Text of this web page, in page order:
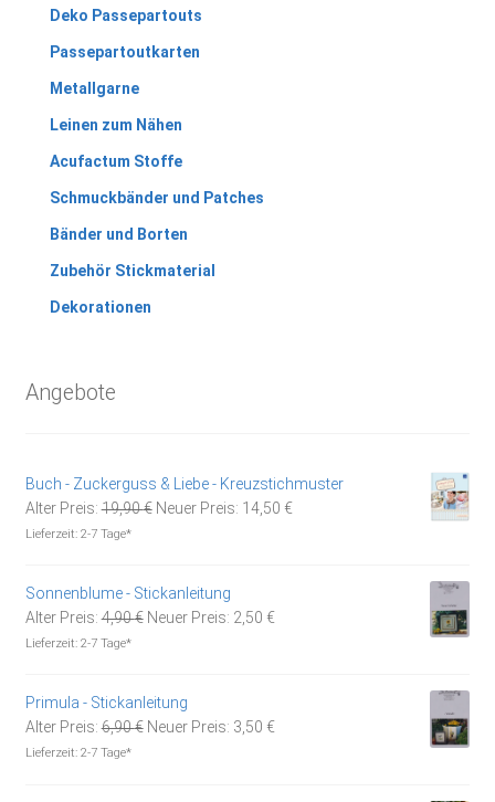
Deko Passepartouts
Passepartoutkarten
Metallgarne
Leinen zum Nähen
Acufactum Stoffe
Schmuckbänder und Patches
Bänder und Borten
Zubehör Stickmaterial
Dekorationen
Angebote
Buch - Zuckerguss & Liebe - Kreuzstichmuster
Alter Preis: 19,90€ Ursprünglicher
Neuer Preis: 14,50 €Aktueller
Lieferzeit: 2-7 Tage*
Sonnenblume - Stickanleitung
Alter Preis: 4,90€ Ursprünglicher
Neuer Preis: 2,50 €Aktueller
Lieferzeit: 2-7 Tage*
Primula - Stickanleitung
Alter Preis: 6,90€ Ursprünglicher
Neuer Preis: 3,50 €Aktueller
Lieferzeit: 2-7 Tage*